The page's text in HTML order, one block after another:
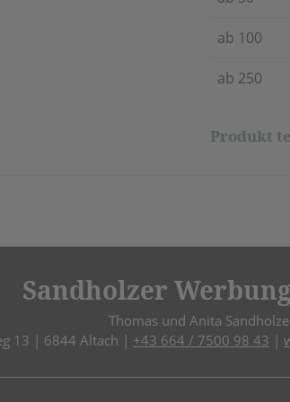
ab 100
ab 250
Produkt
Sandholzer
Thomas und Anita
13 | 6844 Altach | +43 664 / 7500 98 43 |